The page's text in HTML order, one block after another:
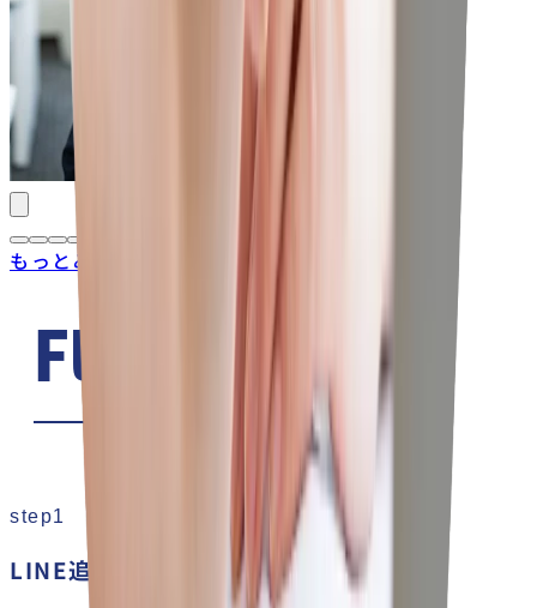
もっとみる
Flow
ご入塾までの流れ
step1
LINE追加